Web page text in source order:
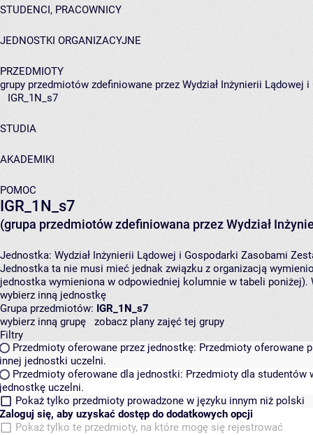
STUDENCI, PRACOWNICY
JEDNOSTKI ORGANIZACYJNE
PRZEDMIOTY
grupy przedmiotów zdefiniowane przez Wydział Inżynierii Lądowej
IGR_1N_s7
STUDIA
AKADEMIKI
POMOC
IGR_1N_s7
(grupa przedmiotów zdefiniowana przez Wydział
Jednostka: Wydział Inżynierii Lądowej i Gospodarki Zasobami
Jednostka ta nie musi mieć jednak związku z organizacją
jednostka wymieniona w odpowiedniej kolumnie w tabeli
wybierz inną jednostkę
Grupa przedmiotów: IGR_1N_s7
wybierz inną grupę
zobacz plany zajęć tej grupy
Filtry
Przedmioty oferowane przez jednostkę: Przedmioty oferowane
innej jednostki uczelni.
Przedmioty oferowane dla jednostki: Przedmioty dla studentów
jednostkę uczelni.
Pokaż tylko przedmioty prowadzone w języku innym niż polski
Zaloguj się, aby uzyskać dostęp do dodatkowych opcji
Pokaż tylko te przedmioty, na które mogę się rejestrować